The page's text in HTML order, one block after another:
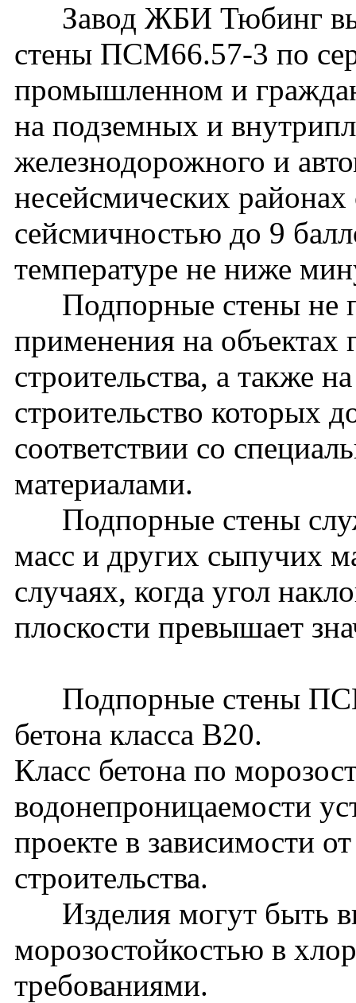
Завод ЖБИ Тюбинг
стены ПСМ66.57-3 по
промышленном и
на подземных и
железнодорожного и
несейсмических районах
сейсмичностью до 9
температуре не ниже
Подпорные стены не
применения на объектах
строительства, а также
строительство которых
соответствии со
материалами.
Подпорные стены
масс и других сыпучих
случаях, когда угол
плоскости превышает
Подпорные стены
бетона класса В20.
Класс бетона по
водонепроницаемости
проекте в зависимости
строительства.
Изделия могут быть
морозостойкостью в
требованиями.